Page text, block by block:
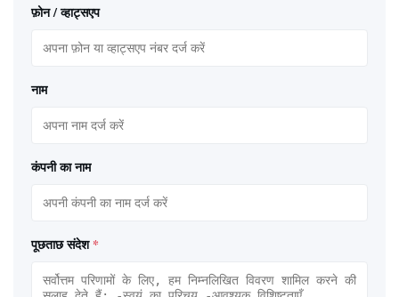
फ़ोन / व्हाट्सएप
नाम
कंपनी का नाम
पूछताछ संदेश *